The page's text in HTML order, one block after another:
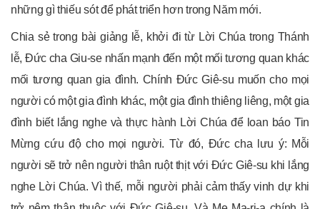
những gì thiếu sót để phát triển hơn trong Năm mới.
Chia sẻ trong bài giảng lễ, khởi đi từ Lời Chúa trong Thánh
lễ, Đức cha Giu-se nhấn mạnh đến một mối tương quan khác
mối tương quan gia đình. Chính Đức Giê-su muốn cho mọi
người có một gia đình khác, một gia đình thiêng liêng, một gia
đình biết lắng nghe và thực hành Lời Chúa để loan báo Tin
Mừng cứu độ cho mọi người. Từ đó, Đức cha lưu ý: Mỗi
người sẽ trở nên người thân ruột thịt với Đức Giê-su khi lắng
nghe Lời Chúa. Vì thế, mỗi người phải cảm thấy vinh dự khi